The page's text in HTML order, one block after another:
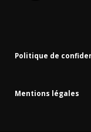
Politique de
Mentions légales